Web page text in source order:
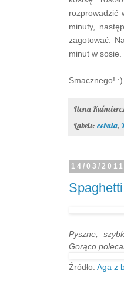
rozprowadzić
minuty,
zagotować.
minut w sosie.
Smacznego! :)
Ilona
Labels: cebula,
14/03/
Pyszne,
Gorąco
Źródło: Aga z